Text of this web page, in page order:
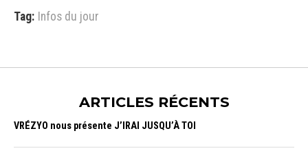
Tag: Infos du jour
ARTICLES RÉCENTS
VRÉZYO nous présente J’IRAI JUSQU’À TOI